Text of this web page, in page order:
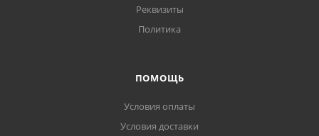
Реквизиты
Политика
ПОМОЩЬ
Условия оплаты
Условия доставки